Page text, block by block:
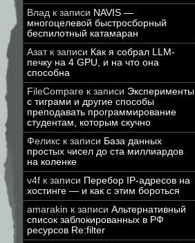
Влад к записи NAVIS —
многоцелевой быстросборный
беспилотный катамаран
Азатк записи Как я собрал LLM-
печку на 4 GPU, и на что она
способна
FileCompare к записи Эксперименты
с тиграми и другие способы
преподавать программирование
студентам, которым скучно
Феликс к записи База данных
простых чисел до ста миллиардов
на коленке
v4f к записи Перебор IP-адресов на
хостинге — и как с этим бороться
amarakin к записи Альтернативный
список заблокированных в РФ
ресурсов Re:filter